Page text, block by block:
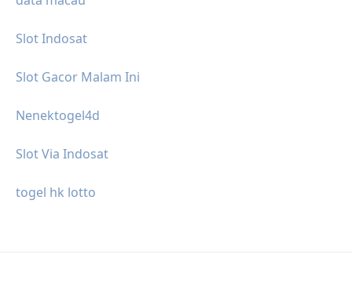
Slot Indosat
Slot Gacor Malam Ini
Nenektogel4d
Slot Via Indosat
togel hk lotto